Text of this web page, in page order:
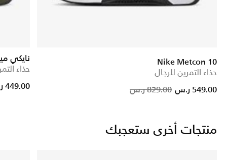
Nike Metcon 10
حذاء التمرين للرجال
Price
829.00 ر.س to
549.00 ر.س
نايكي
حذاء
Price reduced from
to
449.00 ر.س
منتجات أخرى ستعجبك